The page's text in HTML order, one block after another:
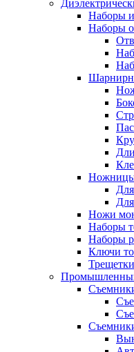
Наборы
Наборы
Ножницы
Ножи
Наборы
Наборы
Ключи
Трещетки